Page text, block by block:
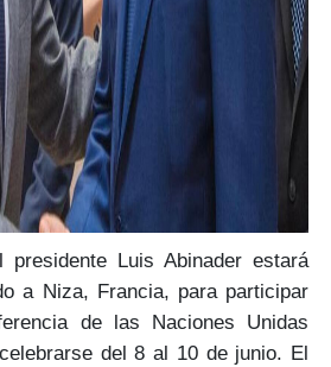
presidente Luis Abinader estará
a Niza, Francia, para participar
de las Naciones Unidas
del 8 al 10 de junio. El